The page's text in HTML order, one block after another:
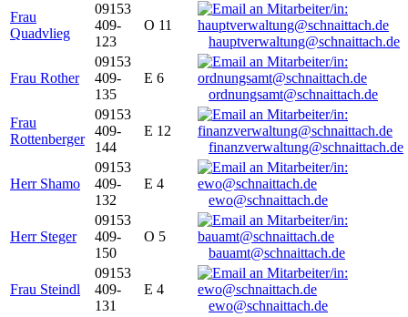
Frau
Quadvlieg
09153
409-
123
O 11
hauptverwaltung@schnaittach.de
Frau Rother
09153
409-
135
E 6
ordnungsamt@schnaittach.de
Frau
Rottenberger
09153
409-
144
E 12
finanzverwaltung@schnaittach.de
Herr Shamo
09153
409-
132
E 4
ewo@schnaittach.de
Herr Steger
09153
409-
150
O 5
bauamt@schnaittach.de
Frau Steindl
09153
409-
131
E 4
ewo@schnaittach.de